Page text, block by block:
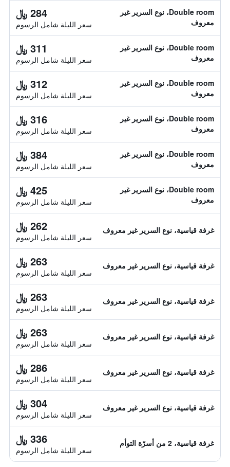
Double room، نوع السرير غير
معروف
284 ﷼
سعر الليلة شامل الرسوم
Double room، نوع السرير غير
معروف
311 ﷼
سعر الليلة شامل الرسوم
Double room، نوع السرير غير
معروف
312 ﷼
سعر الليلة شامل الرسوم
Double room، نوع السرير غير
معروف
316 ﷼
سعر الليلة شامل الرسوم
Double room، نوع السرير غير
معروف
384 ﷼
سعر الليلة شامل الرسوم
Double room، نوع السرير غير
معروف
425 ﷼
سعر الليلة شامل الرسوم
غرفة قياسية، نوع السرير غير معروف 262 ﷼
سعر الليلة شامل الرسوم
غرفة قياسية، نوع السرير غير معروف 263 ﷼
سعر الليلة شامل الرسوم
غرفة قياسية، نوع السرير غير معروف 263 ﷼
سعر الليلة شامل الرسوم
غرفة قياسية، نوع السرير غير معروف 263 ﷼
سعر الليلة شامل الرسوم
غرفة قياسية، نوع السرير غير معروف 286 ﷼
سعر الليلة شامل الرسوم
غرفة قياسية، نوع السرير غير معروف 304 ﷼
سعر الليلة شامل الرسوم
غرفة قياسية، 2 من أسرّة التوأم 336 ﷼
سعر الليلة شامل الرسوم